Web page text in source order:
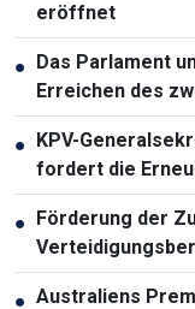
eröffnet
● Das Parlament
Erreichen des
● KPV-
fordert die
● Förderung der
Malaysia
● Australiens